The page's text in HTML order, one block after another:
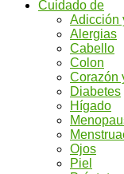
Cuidado de
Adicción
Alergias
Cabello
Colon
Corazón
Diabetes
Hígado
Ojos
Piel